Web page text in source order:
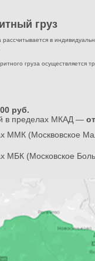
груз
в
груза
руб.
в пределах МКАД —
ММК (Москвовское
МБК (Московское